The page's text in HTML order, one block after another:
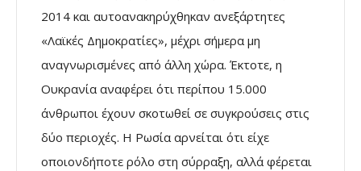
2014 και αυτοανακηρύχθηκαν ανεξάρτητες
«Λαϊκές Δημοκρατίες», μέχρι σήμερα μη
αναγνωρισμένες από άλλη χώρα. Έκτοτε, η
Ουκρανία αναφέρει ότι περίπου 15.000
άνθρωποι έχουν σκοτωθεί σε συγκρούσεις στις
δύο περιοχές. Η Ρωσία αρνείται ότι είχε
οποιονδήποτε ρόλο στη σύρραξη, αλλά φέρεται